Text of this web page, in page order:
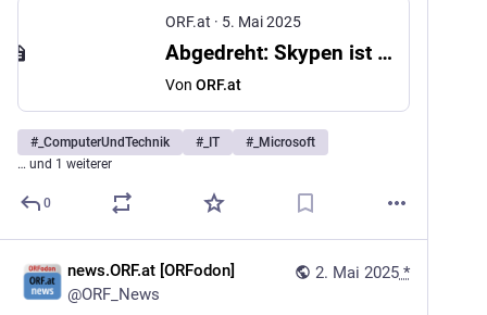
ORF.at · 5. Mai 2025
Abgedreht: Skypen ist nicht mehr
Von ORF.at
# _ComputerUndTechnik # _IT # _Microsoft
… und 1 weiterer
0
2. Mai 2025 *
news.ORF.at [ORFodon]
@ORF_News